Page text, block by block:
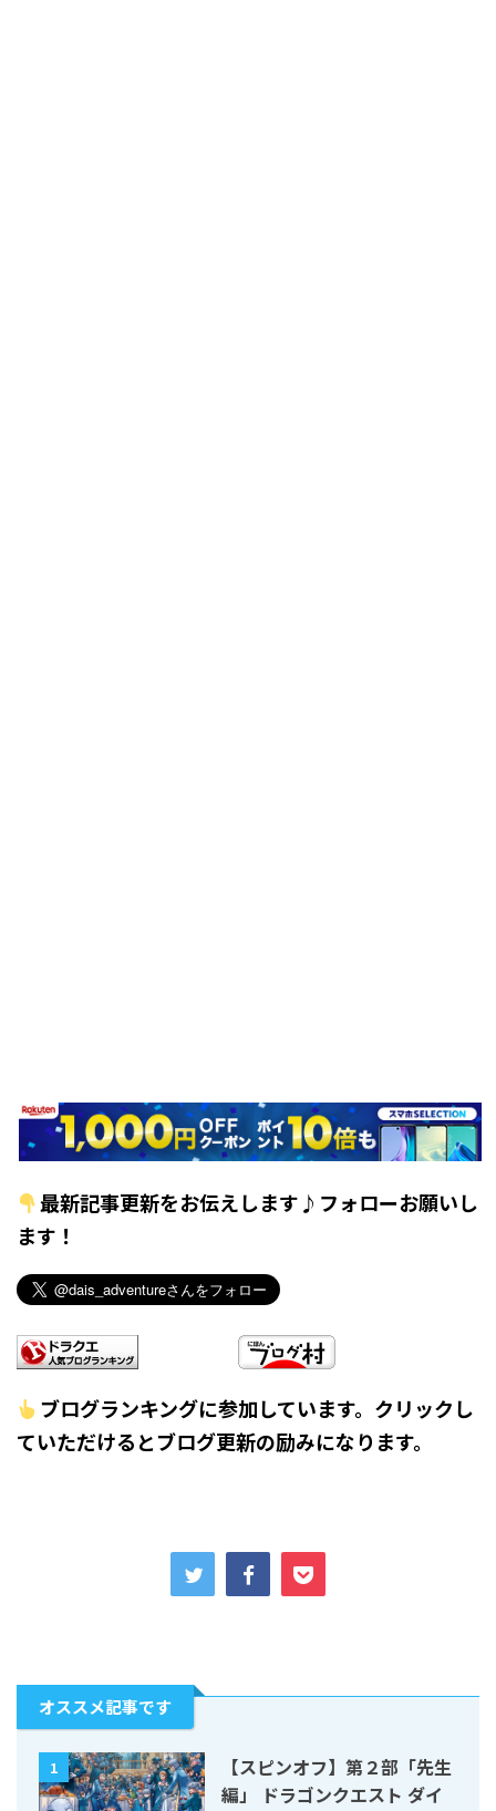
最新記事更新をお伝えします♪フォローお願いし
ます！
ブログランキングに参加しています。クリックし
ていただけるとブログ更新の励みになります。
オススメ記事です
1
【スピンオフ】第２部「先生
編」 ドラゴンクエスト ダイ